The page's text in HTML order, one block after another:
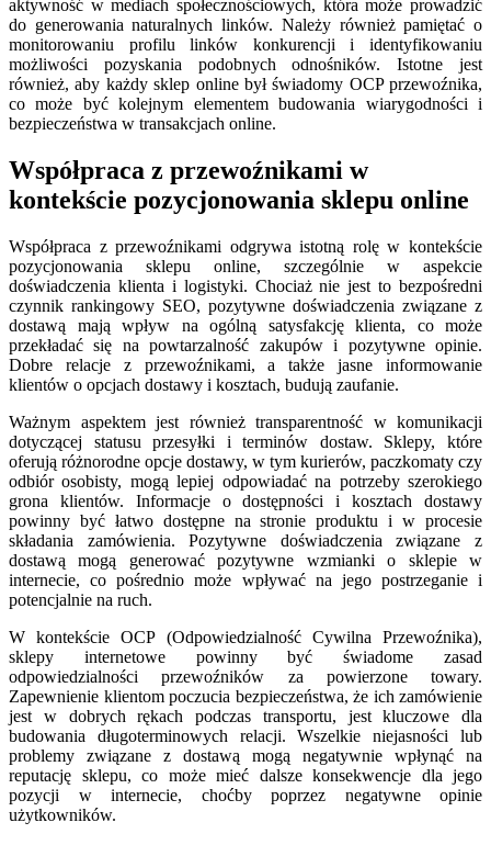
aktywność w mediach społecznościowych, która może prowadzić
do generowania naturalnych linków. Należy również pamiętać o
monitorowaniu profilu linków konkurencji i identyfikowaniu
możliwości pozyskania podobnych odnośników. Istotne jest
również, aby każdy sklep online był świadomy OCP przewoźnika,
co może być kolejnym elementem budowania wiarygodności i
bezpieczeństwa w transakcjach online.
Współpraca z przewoźnikami w
kontekście pozycjonowania sklepu online
Współpraca z przewoźnikami odgrywa istotną rolę w kontekście
pozycjonowania sklepu online, szczególnie w aspekcie
doświadczenia klienta i logistyki. Chociaż nie jest to bezpośredni
czynnik rankingowy SEO, pozytywne doświadczenia związane z
dostawą mają wpływ na ogólną satysfakcję klienta, co może
przekładać się na powtarzalność zakupów i pozytywne opinie.
Dobre relacje z przewoźnikami, a także jasne informowanie
klientów o opcjach dostawy i kosztach, budują zaufanie.
Ważnym aspektem jest również transparentność w komunikacji
dotyczącej statusu przesyłki i terminów dostaw. Sklepy, które
oferują różnorodne opcje dostawy, w tym kurierów, paczkomaty czy
odbiór osobisty, mogą lepiej odpowiadać na potrzeby szerokiego
grona klientów. Informacje o dostępności i kosztach dostawy
powinny być łatwo dostępne na stronie produktu i w procesie
składania zamówienia. Pozytywne doświadczenia związane z
dostawą mogą generować pozytywne wzmianki o sklepie w
internecie, co pośrednio może wpływać na jego postrzeganie i
potencjalnie na ruch.
W kontekście OCP (Odpowiedzialność Cywilna Przewoźnika),
sklepy internetowe powinny być świadome zasad
odpowiedzialności przewoźników za powierzone towary.
Zapewnienie klientom poczucia bezpieczeństwa, że ich zamówienie
jest w dobrych rękach podczas transportu, jest kluczowe dla
budowania długoterminowych relacji. Wszelkie niejasności lub
problemy związane z dostawą mogą negatywnie wpłynąć na
reputację sklepu, co może mieć dalsze konsekwencje dla jego
pozycji w internecie, choćby poprzez negatywne opinie
użytkowników.